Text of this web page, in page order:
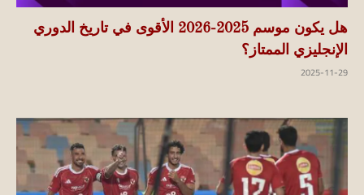
هل يكون موسم 2025-2026 الأقوى في تاريخ الدوري
الإنجليزي الممتاز؟
2025-11-29